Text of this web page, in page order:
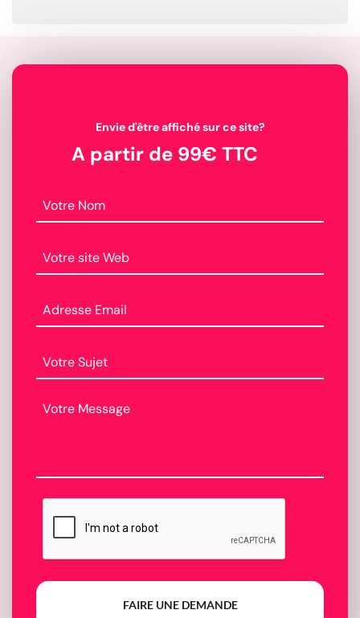
Envie d'être affiché sur ce site?
A partir de 99€ TTC
FAIRE UNE DEMANDE